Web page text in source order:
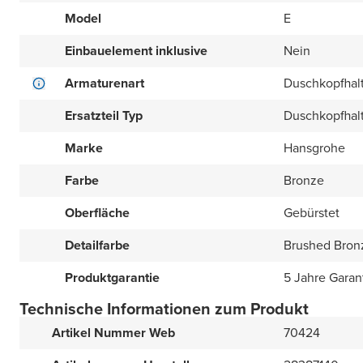
Model
E
Einbauelement inklusive
Nein
Armaturenart
Ersatzteil Typ
Marke
Hansgrohe
Farbe
Bronze
Oberfläche
Gebürstet
Detailfarbe
Brushed
Produktgarantie
5 Jahre
Technische Informationen zum Produkt
Artikel Nummer Web
70424